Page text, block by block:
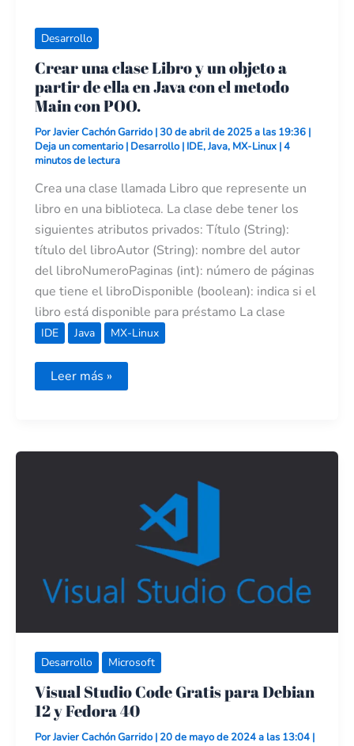
Desarrollo
Crear una clase Libro y un objeto a
partir de ella en Java con el metodo
Main con POO.
PorJavier Cachón Garrido|30 de abril de 2025 a las 19:36 |
Deja un comentario | Desarrollo| IDE,Java, MX-Linux |4
minutos de lectura
Crea una clase llamada Libro que represente un
libro en una biblioteca. La clase debe tener los
siguientes atributos privados: Título (String):
título del libroAutor (String): nombre del autor
del libroNumeroPaginas (int): número de páginas
que tiene el libroDisponible (boolean): indica si el
libro está disponible para préstamo La clase
IDE Java MX-Linux
Main
con
Leer más »
Desarrollo Microsoft
Visual Studio Code Gratis para Debian
12 y Fedora 40
PorJavier Cachón Garrido| 20 de mayo de 2024 a las 13:04 |
Visual